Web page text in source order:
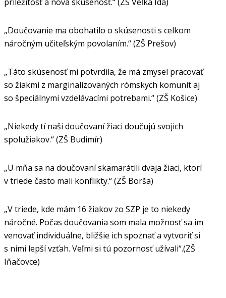
„Doučovanie ma obohatilo o skúsenosti s celkom
náročným učiteľským povolaním.“ (ZŠ Prešov)
„Táto skúsenosť mi potvrdila, že má zmysel pracovať
so žiakmi z marginalizovaných rómskych komunít aj
so špeciálnymi vzdelávacími potrebami.“ (ZŠ Košice)
„Niekedy tí naši doučovaní žiaci doučujú svojich
spolužiakov.“ (ZŠ Budimír)
„U mňa sa na doučovaní skamarátili dvaja žiaci, ktorí
v triede často mali konflikty.“ (ZŠ Borša)
„V triede, kde mám 16 žiakov zo SZP je to niekedy
náročné. Počas doučovania som mala možnosť sa im
venovať individuálne, bližšie ich spoznať a vytvoriť si
s nimi lepší vzťah. Veľmi si tú pozornosť užívali“.(ZŠ
Iňačovce)